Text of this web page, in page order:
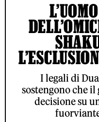
I legali di
sostengono che
decisione su